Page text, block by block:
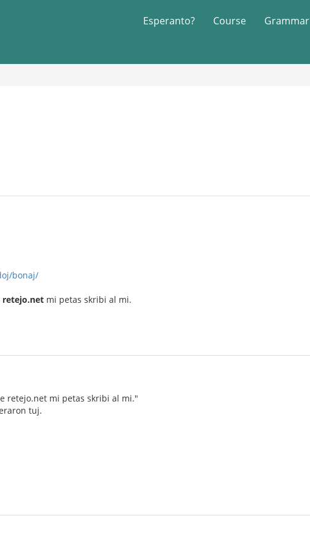
Esperanto? Course Grammar
bonaj/
retejo.net mi petas skribi al mi.
retejo.net mi petas skribi al mi."
tuj.